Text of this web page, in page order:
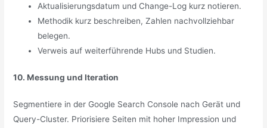
Aktualisierungsdatum und Change-Log kurz notieren.
Methodik kurz beschreiben, Zahlen nachvollziehbar
belegen.
Verweis auf weiterführende Hubs und Studien.
10. Messung und Iteration
Segmentiere in der Google Search Console nach Gerät und
Query-Cluster. Priorisiere Seiten mit hoher Impression und